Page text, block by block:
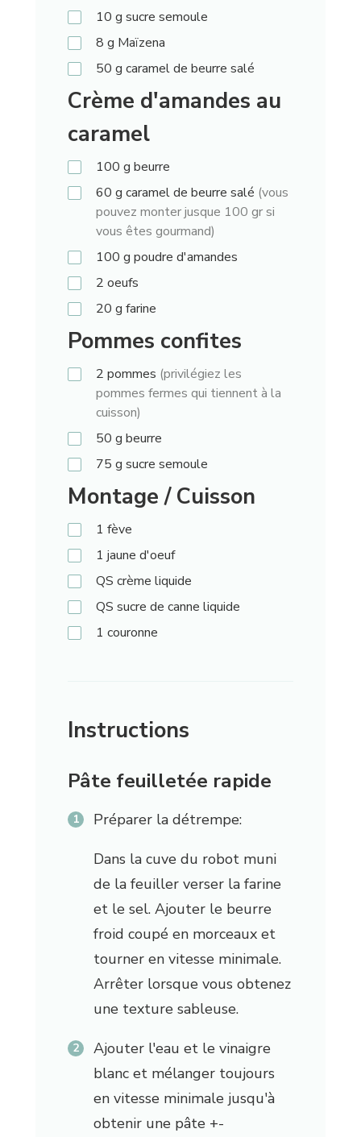
10 g sucre semoule
8 g Maïzena
50 g caramel de beurre salé
Crème d'amandes au
caramel
100 g beurre
60 g caramel de beurre salé (vous
pouvez monter jusque 100 gr si
vous êtes gourmand)
100 g poudre d'amandes
2 oeufs
20 g farine
Pommes confites
2 pommes (privilégiez les
pommes fermes qui tiennent à la
cuisson)
50 g beurre
75 g sucre semoule
Montage / Cuisson
1 fève
1 jaune d'oeuf
QS crème liquide
QS sucre de canne liquide
1 couronne
Instructions
Pâte feuilletée rapide
Préparer la détrempe:
Dans la cuve du robot muni
de la feuiller verser la farine
et le sel. Ajouter le beurre
froid coupé en morceaux et
tourner en vitesse minimale.
Arrêter lorsque vous obtenez
une texture sableuse.
Ajouter l'eau et le vinaigre
blanc et mélanger toujours
en vitesse minimale jusqu'à
obtenir une pâte +-